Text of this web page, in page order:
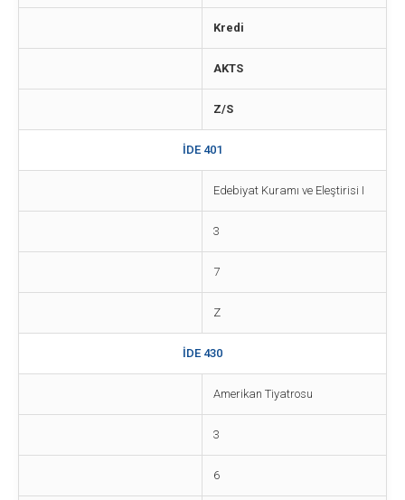
Kredi
AKTS
Z/S
İDE 401
Edebiyat Kuramı ve Eleştirisi I
3
7
Z
İDE 430
Amerikan Tiyatrosu
3
6